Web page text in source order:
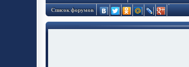
Список форумов